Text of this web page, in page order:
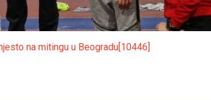
na mitingu u Beogradu[10446]